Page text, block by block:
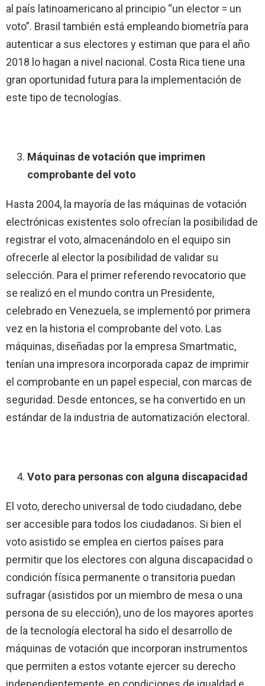
al país latinoamericano al principio “un elector = un
voto”. Brasil también está empleando biometría para
autenticar a sus electores y estiman que para el año
2018 lo hagan a nivel nacional. Costa Rica tiene una
gran oportunidad futura para la implementación de
este tipo de tecnologías.
Máquinas de votación que imprimen
comprobante del voto
Hasta 2004, la mayoría de las máquinas de votación
electrónicas existentes solo ofrecían la posibilidad de
registrar el voto, almacenándolo en el equipo sin
ofrecerle al elector la posibilidad de validar su
selección. Para el primer referendo revocatorio que
se realizó en el mundo contra un Presidente,
celebrado en Venezuela, se implementó por primera
vez en la historia el comprobante del voto. Las
máquinas, diseñadas por la empresa Smartmatic,
tenían una impresora incorporada capaz de imprimir
el comprobante en un papel especial, con marcas de
seguridad. Desde entonces, se ha convertido en un
estándar de la industria de automatización electoral.
Voto para personas con alguna discapacidad
El voto, derecho universal de todo ciudadano, debe
ser accesible para todos los ciudadanos. Si bien el
voto asistido se emplea en ciertos países para
permitir que los electores con alguna discapacidad o
condición física permanente o transitoria puedan
sufragar (asistidos por un miembro de mesa o una
persona de su elección), uno de los mayores aportes
de la tecnología electoral ha sido el desarrollo de
máquinas de votación que incorporan instrumentos
que permiten a estos votante ejercer su derecho